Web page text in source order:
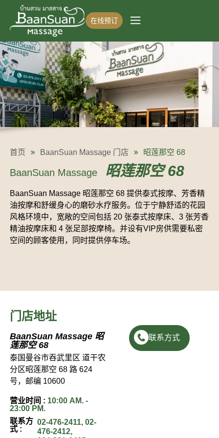
在线预订
首页 BaanSuan Massage 门店 昭莲那空 68
BaanSuan Massage 昭莲那空 68
BaanSuan Massage 昭莲那空 68 提供泰式按摩、芳香精
油按摩和舒缓身心的磨砂水疗服务。位于宁静舒适的花园
风格环境中，宽敞的空间包括 20 张泰式按摩床、3 张芳香
精油按摩床和 4 张足部按摩椅。并设有VIP房供需要私密
空间的顾客使用，同时提供停车场。
门店地址
BaanSuan Massage 昭
莲那空 68
泰国曼谷市吞武里区 道干农
分区昭莲那空 68 路 624
号，邮编 10600
营业时间 : 10:00 AM. -
23:00 PM.
联系方
式 :
02-476-2411, 02-
476-2412,
联系方式